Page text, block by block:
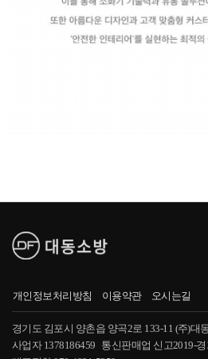
개인정보처리방침 이용약관 오시는길
경기도 김포시 양촌읍 양곡2로 133-11 (주)대
사업자 1378186459 통신판매업 신고2019-경